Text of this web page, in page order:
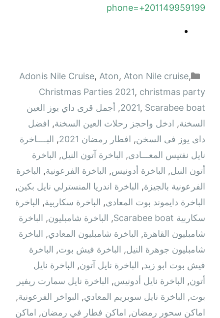
phone=+201149959199
التصنيفات Adonis Nile Cruise‎, Aton, Aton Nile cruise,
Christmas Parties 2021, christmas party
2021, Scarabee boat
, أجمل قرى داي يوز العين
السخنة, ادخل واحجز رحلات العين السخنة, افضل
داى يوز فى السخن, افطار رمضان 2021 , البــــاخرة
نايل نفتيس المعـــادى, الباخرة آتون النيل, الباخرة
أتون النيل, الباخرة أدونيس, الباخرة الفرعونية, الباخرة
الفرعونية بالجيزة, الباخرة اندريا المنسترلي نايل بكين,
الباخرة دايموند بوت المعادي, الباخرة سكاربية, الباخرة
سكاربية Scarabee boat
, الباخرة شامبليون, الباخرة
شامبليون القاهرة, الباخرة شامبليون المعادي, الباخرة
شامبليون جوهرة النيل, الباخرة فيش بوت, الباخرة
فيش بوت ابو زيد, الباخرة نايل آتون, الباخرة نايل
أتون, الباخرة نايل أدونيس, الباخرة نايل سمارت ريفير
بوت, الباخرة نايل سوبريم المعادي, البواخر الفرعونية,
اماكن سحور رمضان, اماكن فطار في رمضان, اماكن